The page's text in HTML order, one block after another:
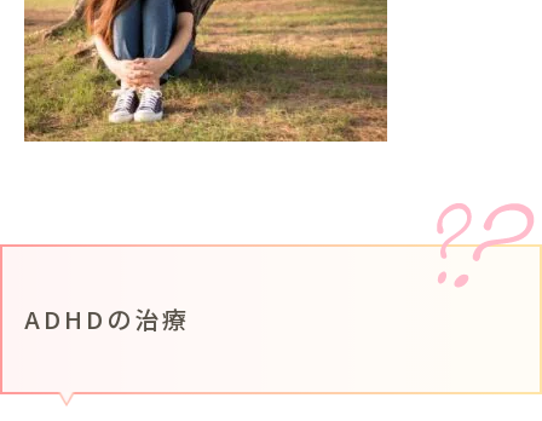
ADHDの治療